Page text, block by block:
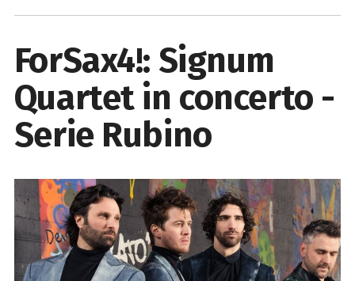
ForSax4!: Signum
Quartet in concerto -
Serie Rubino